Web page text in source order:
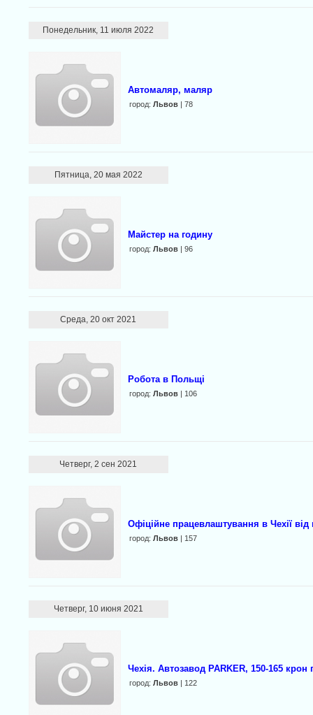
Понедельник, 11 июля 2022
Автомаляр, маляр
город: Львов| 78
Пятница, 20 мая 2022
Майстер на годину
город: Львов| 96
Среда, 20 окт 2021
Робота в Польщі
город: Львов| 106
Четверг, 2 сен 2021
Офіційне працевлаштування в Чехії
город: Львов| 157
Четверг, 10 июня 2021
Чехія. Автозавод PARKER, 150-165 крон
город: Львов| 122